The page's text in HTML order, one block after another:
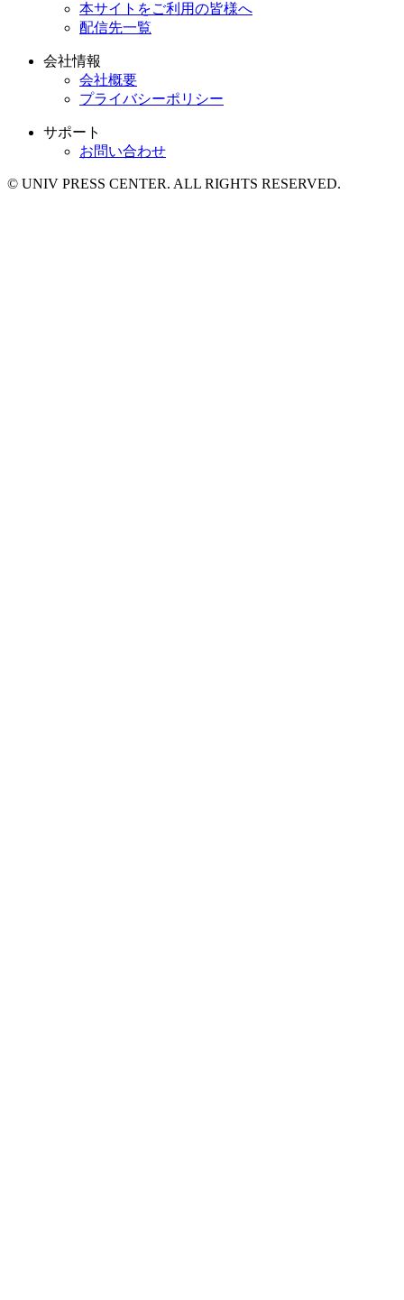
本サイトをご利用の皆様へ
配信先一覧
会社情報
会社概要
プライバシーポリシー
サポート
お問い合わせ
© UNIV PRESS CENTER. ALL RIGHTS RESERVED.